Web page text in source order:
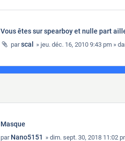
Vous êtes sur spearboy et nulle part
parscal » jeu. déc. 16, 2010 9:43 pm »
Masque
par Nano5151 » dim. sept. 30, 2018 11:02